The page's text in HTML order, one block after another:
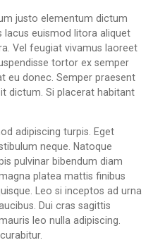
justo elementum dictum
lacus euismod litora aliquet
Vel feugiat vivamus laoreet
tortor ex semper
eu donec. Semper praesent
dictum. Si placerat habitant
adipiscing turpis. Eget
neque. Natoque
pulvinar bibendum diam
platea mattis finibus
Leo si inceptos ad urna
Dui cras sagittis
leo nulla adipiscing.